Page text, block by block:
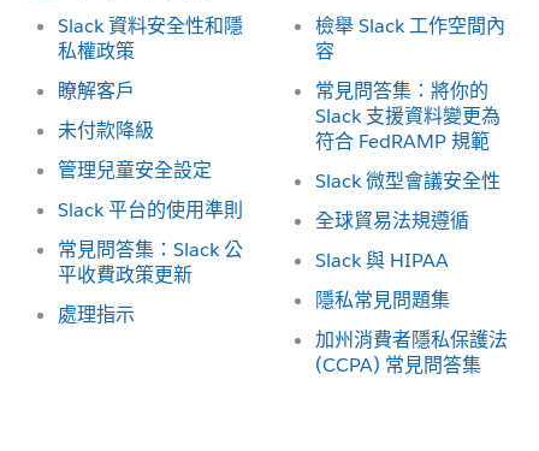
Slack 資料安全性和隱
私權政策
瞭解客戶
未付款降級
管理兒童安全設定
Slack 平台的使用準則
常見問答集：Slack 公
平收費政策更新
處理指示
檢舉 Slack 工作空間內
容
常見問答集：將你的
Slack 支援資料變更為
符合 FedRAMP 規範
Slack 微型會議安全性
全球貿易法規遵循
Slack 與 HIPAA
隱私常見問題集
加州消費者隱私保護法
(CCPA) 常見問答集